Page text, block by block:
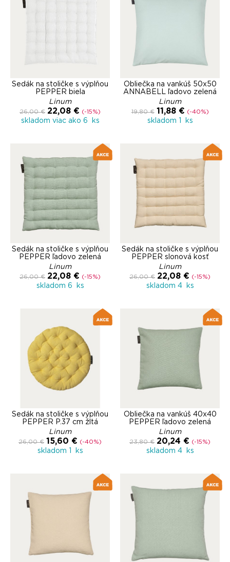
Sedák na stoličke s výplňou
PEPPER biela
Linum
26,00 € 22,08 € (-15%)
skladom viac ako 6 ks
Obliečka na vankúš 50x50
ANNABELL ľadovo zelená
Linum
19,80 € 11,88 € (-40%)
skladom 1 ks
Sedák na stoličke s výplňou
PEPPER ľadovo zelená
Linum
26,00 € 22,08 € (-15%)
skladom 6 ks
Sedák na stoličke s výplňou
PEPPER slonová kosť
Linum
26,00 € 22,08 € (-15%)
skladom 4 ks
Sedák na stoličke s výplňou
PEPPER P.37 cm žltá
Linum
26,00 € 15,60 € (-40%)
skladom 1 ks
Obliečka na vankúš 40x40
PEPPER ľadovo zelená
Linum
23,80 € 20,24 € (-15%)
skladom 4 ks